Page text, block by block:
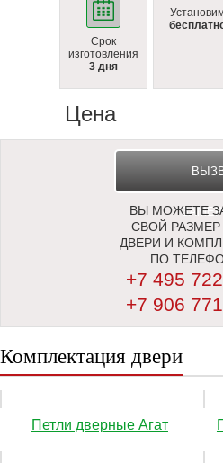
Срок
изготовления
3 дня
Цена
ВЫ МОЖЕТЕ
СВОЙ
ДВЕРИ И
ПО
+7 495
+7 906
Комплектация двери
Петли дверные Агат